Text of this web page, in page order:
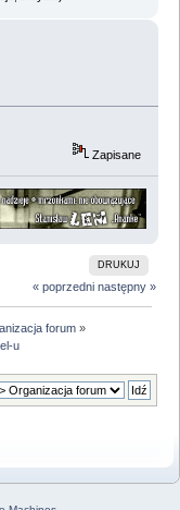
Zapisane
DRUKUJ
« poprzedni następny »
forum »
u